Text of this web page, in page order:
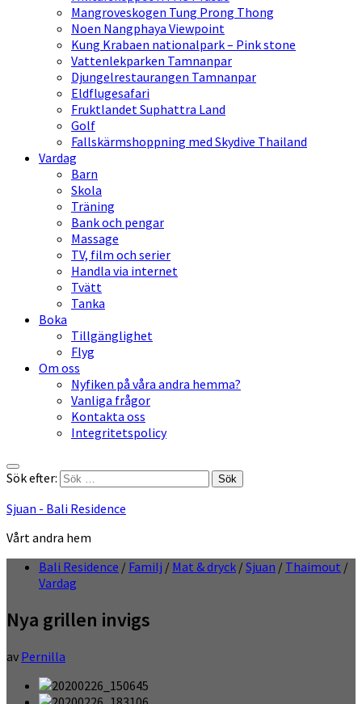
Mangroveskogen Tung Prong Thong
Noen Nangphaya Viewpoint
Kung Krabaen nationalpark – Pink stone
Vattenlekparken Tamnanpar
Djungelrestaurangen Tamnanpar
Eldflugesafari
Fruktlandet Suphattra Land
Golf
Fallskärmshoppning med Skydive Thailand
Vardag
Barn
Skola
Träning
Bank och pengar
Massage
TV, film och serier
Handla via internet
Tvätt
Tanka
Boka
Tillgänglighet
Flyg
Om oss
Nyfiken på våra andra hemma?
Vanliga frågor
Kontakta oss
Integritetspolicy
Sök efter:
Sjuan - Bali Residence
Vårt andra hem
Bali Residence / Familj / Mat & dryck /Sjuan / Thaimout /
Vardag
Nya grillen invigs
av Pernilla